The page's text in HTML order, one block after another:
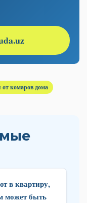
от комаров дома
в квартиру,
может быть